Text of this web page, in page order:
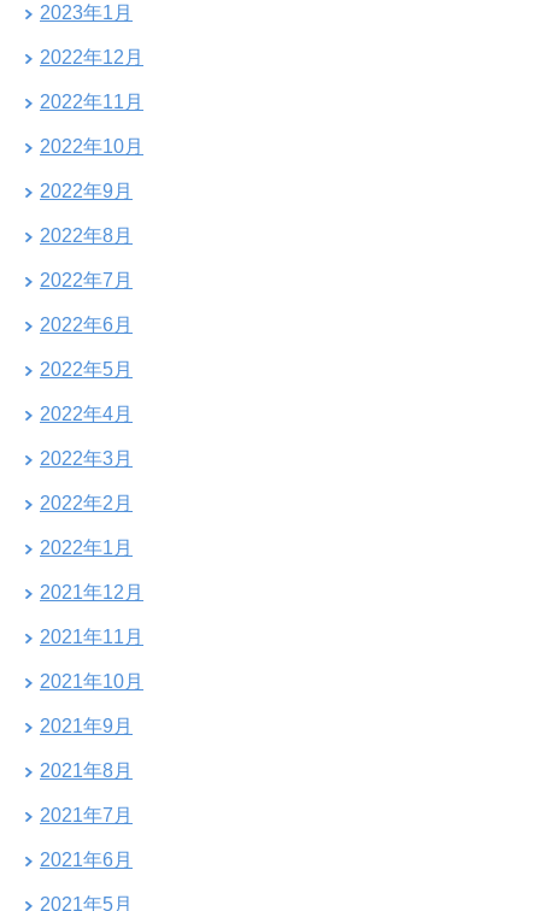
2023年1月
2022年12月
2022年11月
2022年10月
2022年9月
2022年8月
2022年7月
2022年6月
2022年5月
2022年4月
2022年3月
2022年2月
2022年1月
2021年12月
2021年11月
2021年10月
2021年9月
2021年8月
2021年7月
2021年6月
2021年5月